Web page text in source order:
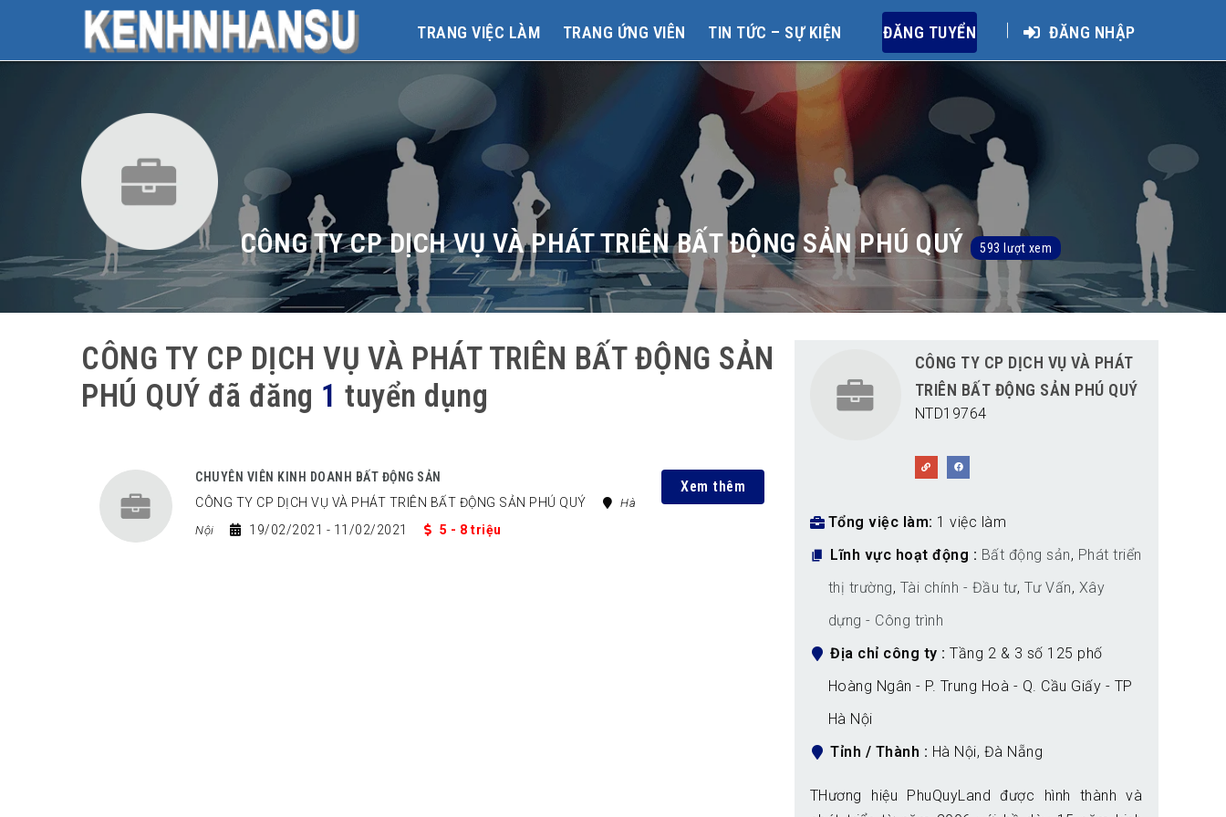
TRANG VIỆC LÀM TRANG ỨNG VIÊN TIN TỨC – SỰ KIỆN ĐĂNG TUYỂN ĐĂNG NHẬP
CÔNG TY CP DỊCH VỤ VÀ PHÁT TRIÊN BẤT ĐỘNG SẢN PHÚ QUÝ 593 lượt xem
CÔNG TY CP DỊCH VỤ VÀ PHÁT TRIÊN BẤT ĐỘNG SẢN
PHÚ QUÝ đã đăng 1 tuyển dụng
CHUYÊN VIÊN KINH DOANH BẤT ĐỘNG SẢN
CÔNG TY CP DỊCH VỤ VÀ PHÁT TRIÊN BẤT ĐỘNG SẢN PHÚ QUÝ
Hà
Nội
19/02/2021 - 11/02/2021 5 - 8 triệu
Xem thêm
CÔNG TY CP DỊCH VỤ VÀ PHÁT
TRIÊN BẤT ĐỘNG SẢN PHÚ QUÝ
NTD19764
Tổng việc làm 1 việc làm
Lĩnh vực hoạt động
Bất động sản, Phát triển
thị trường, Tài chính - Đầu tư, Tư Vấn, Xây
dựng - Công trình
Địa chỉ công ty
Tầng 2 & 3 số 125 phố
Hoàng Ngân - P. Trung Hoà - Q. Cầu Giấy - TP
Hà Nội
Tỉnh / Thành
Hà Nội, Đà Nẵng
THương hiệu PhuQuyLand được hình thành và